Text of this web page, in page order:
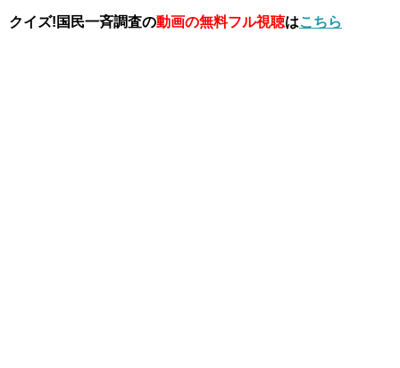
クイズ!国民一斉調査の動画の無料フル視聴はこちら